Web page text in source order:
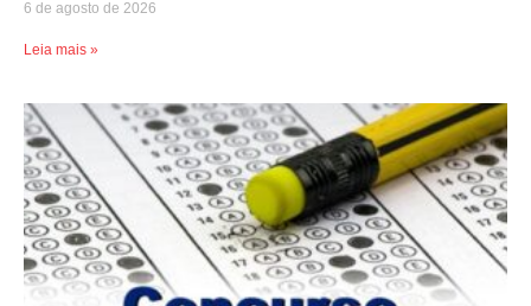
6 de agosto de 2026
Leia mais »